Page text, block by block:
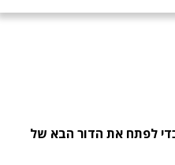
לפתח את הדור הבא של